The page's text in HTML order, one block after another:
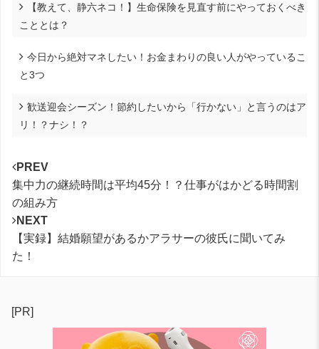
【教えて、静六ネコ！】生命保険を見直す前にやっておくべき
こととは？
今日から絶対マネしたい！お金まわりの良い人がやっているこ
と3つ
歓送迎会シーズン！節約したいから「行かない」と言うのはア
リ！？ナシ！？
PREV
集中力の継続時間は平均45分！？仕事がはかどる時間割
の組み方
NEXT
【実録】結婚願望があるかアラサーの彼氏に聞いてみ
た！
[PR]